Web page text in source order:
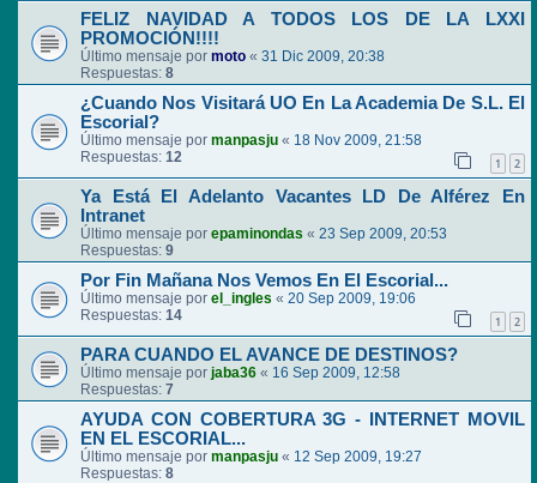
FELIZ NAVIDAD A TODOS LOS DE LA LXXI
PROMOCIÓN!!!!
Último mensaje por moto « 31 Dic 2009, 20:38
Respuestas: 8
¿Cuando Nos Visitará UO En La Academia De S.L. El
Escorial?
Último mensaje por manpasju « 18 Nov 2009, 21:58
Respuestas: 12 1 2
Ya Está El Adelanto Vacantes LD De Alférez En
Intranet
Último mensaje por epaminondas « 23 Sep 2009, 20:53
Respuestas: 9
Por Fin Mañana Nos Vemos En El Escorial...
Último mensaje por el_ingles « 20 Sep 2009, 19:06
Respuestas: 14 1 2
PARA CUANDO EL AVANCE DE DESTINOS?
Último mensaje por jaba36 « 16 Sep 2009, 12:58
Respuestas: 7
AYUDA CON COBERTURA 3G - INTERNET MOVIL
EN EL ESCORIAL...
Último mensaje por manpasju « 12 Sep 2009, 19:27
Respuestas: 8